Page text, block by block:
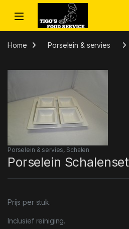
Skip to navigation
Skip to content
Home Porselein & servies
Porselein & servies, Schalen
Porselein Schalenset
Prijs per stuk.
Inclusief reiniging.